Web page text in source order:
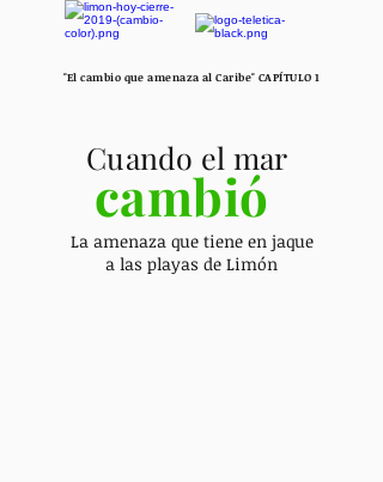
"El cambio que amenaza al Caribe" CAPÍTULO 1
Cuando el mar
cambió
La amenaza que tiene en jaque
a las playas de Limón